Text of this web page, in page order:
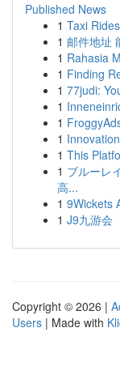
Published News
1 Taxi
1 邮件地址
1 Rahasia
1 Finding
1 77judi:
1
1
1
1 This
1 ブルーレ
高...
1 9Wickets
1 J9九游会
Copyright © 2026 |
Users | Made with